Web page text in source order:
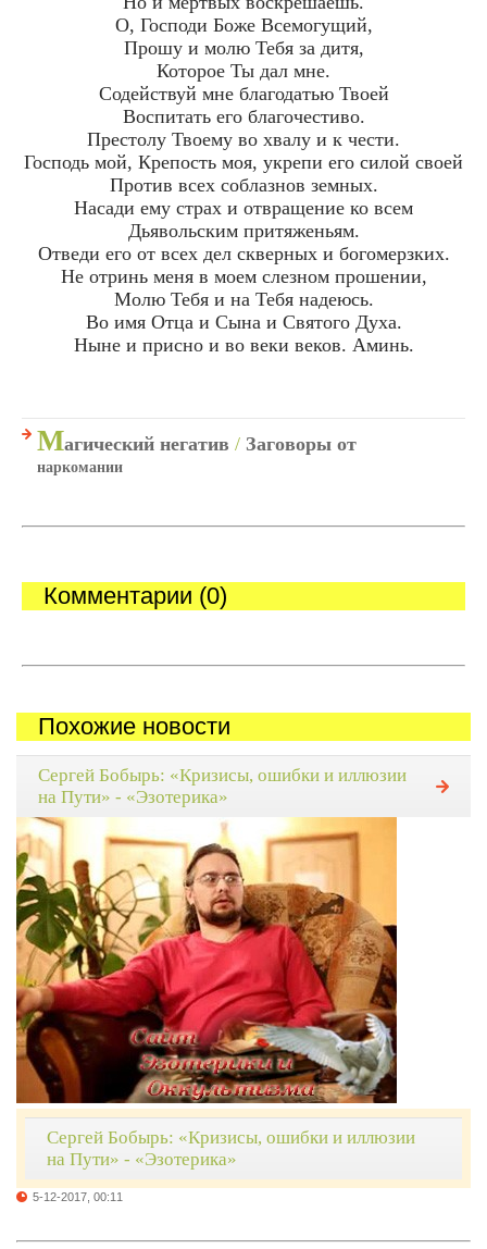
О, Господи Боже Всемогущий,
Прошу и молю Тебя за дитя,
Которое Ты дал мне.
Содействуй мне благодатью Твоей
Воспитать его благочестиво.
Престолу Твоему во хвалу и к чести.
Господь мой, Крепость моя, укрепи его силой своей
Против всех соблазнов земных.
Насади ему страх и отвращение ко всем
Дьявольским притяженьям.
Отведи его от всех дел скверных и богомерзких.
Не отринь меня в моем слезном прошении,
Молю Тебя и на Тебя надеюсь.
Во имя Отца и Сына и Святого Духа.
Ныне и присно и во веки веков. Аминь.
Магический негатив / Заговоры от
наркомании
Комментарии (0)
Похожие новости
Сергей Бобырь: «Кризисы, ошибки и иллюзии
на Пути» - «Эзотерика»
Сергей Бобырь: «Кризисы, ошибки и иллюзии
на Пути» - «Эзотерика»
5-12-2017, 00:11